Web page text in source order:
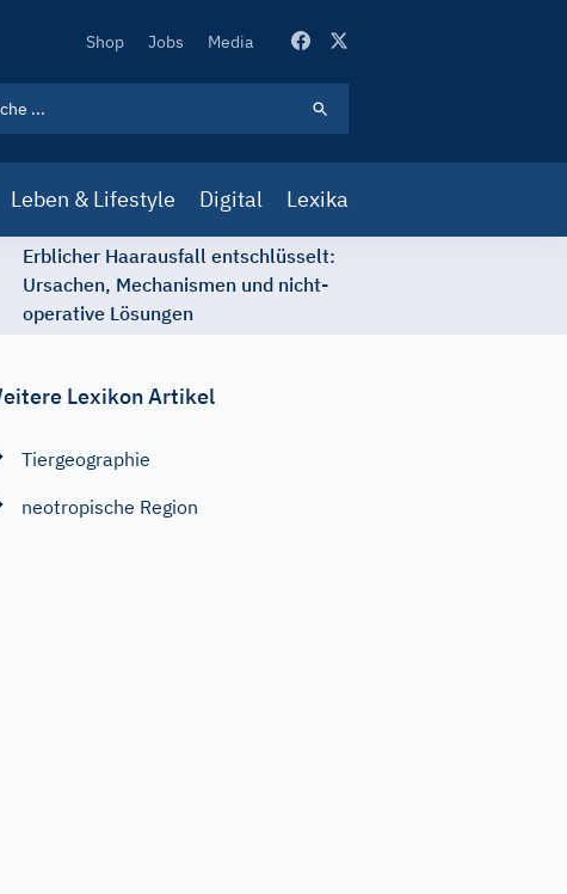
Secondary
Shop Jobs Media
Leben & Lifestyle Digital Lexika
Erblicher Haarausfall entschlüsselt:
Ursachen, Mechanismen und nicht-
operative Lösungen
Lexikon Artikel
Tiergeographie
neotropische Region